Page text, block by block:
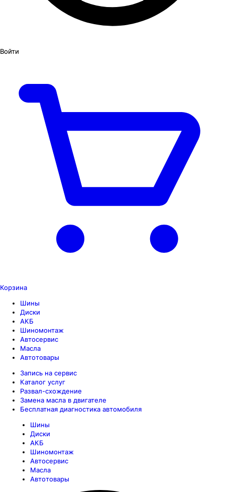
Войти
Корзина
Шины
Диски
АКБ
Шиномонтаж
Автосервис
Масла
Автотовары
Запись на сервис
Каталог услуг
Развал-схождение
Замена масла в двигателе
Бесплатная диагностика автомобиля
Шины
Диски
АКБ
Шиномонтаж
Автосервис
Масла
Автотовары